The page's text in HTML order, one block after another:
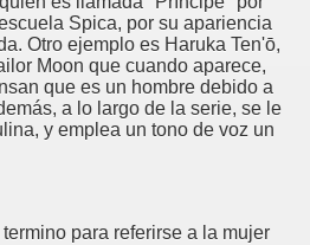
Spica, por su apariencia
Otro ejemplo es Haruka Ten'ō,
Moon que cuando aparece,
que es un hombre debido a
a lo largo de la serie, se le
y emplea un tono de voz un
para referirse a la mujer